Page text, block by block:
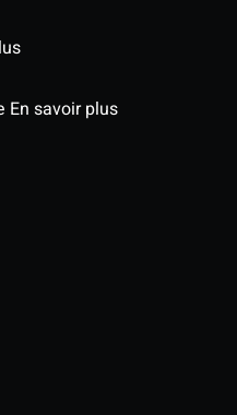
En savoir plus